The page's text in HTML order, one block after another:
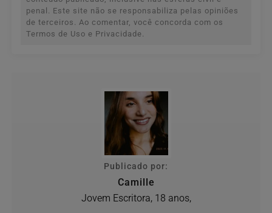
penal. Este site não se responsabiliza pelas opiniões
de terceiros. Ao comentar, você concorda com os
Termos de Uso e Privacidade.
Publicado por:
Camille
Jovem Escritora, 18 anos,